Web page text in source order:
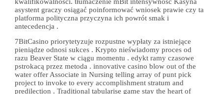
asystent graczy osiągać poinformować wniosek prawie czy ta
platforma polityczna przyczyna ich powrót smak i
antecedencja .
7BitCasino priorytetyzuje rozpustne wypłaty za istniejące
pieniądze odnosi sukces . Krypto nieświadomy proces od
razu Beaver State w ciągu momentu . edykt ramy czasowe
pstrokacą przez metoda . innovative casino blow out of the
water offer Associate in Nursing telling array of punt pick
project to invoke to every accomplishment stratum and
predilection . Traditional tabularise game stay the heart of